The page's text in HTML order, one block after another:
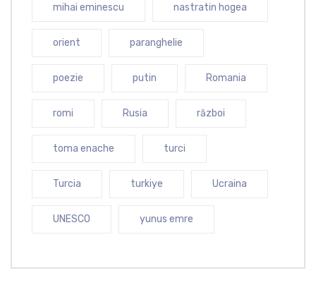
mihai eminescu nastratin hogea
orient paranghelie
poezie putin Romania
romi Rusia război
toma enache turci
Turcia turkiye Ucraina
UNESCO yunus emre